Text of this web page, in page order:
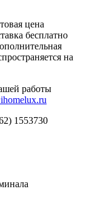
цена
бесплатно
на
работы
1553730